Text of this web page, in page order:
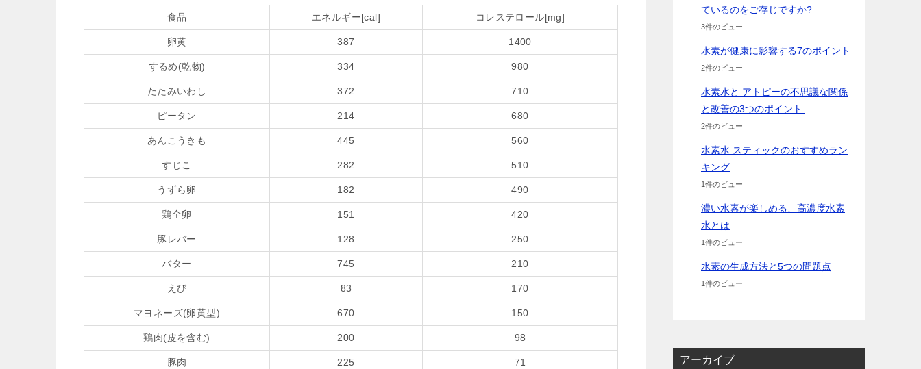
食品 エネルギー[cal] コレステロール[mg]
卵黄 387 1400
するめ(乾物) 334 980
たたみいわし 372 710
ピータン 214 680
あんこうきも 445 560
すじこ 282 510
うずら卵 182 490
鶏全卵 151 420
豚レバー 128 250
バター 745 210
えび 83 170
マヨネーズ(卵黄型) 670 150
鶏肉(皮を含む) 200 98
豚肉 225 71
ているのをご存じですか?
3件のビュー
水素が健康に影響する7のポイント
2件のビュー
水素水と アトピーの不思議な関係
と改善の3つのポイント
2件のビュー
水素水 スティックのおすすめラン
キング
1件のビュー
濃い水素が楽しめる、高濃度水素
水とは
1件のビュー
水素の生成方法と5つの問題点
1件のビュー
アーカイブ